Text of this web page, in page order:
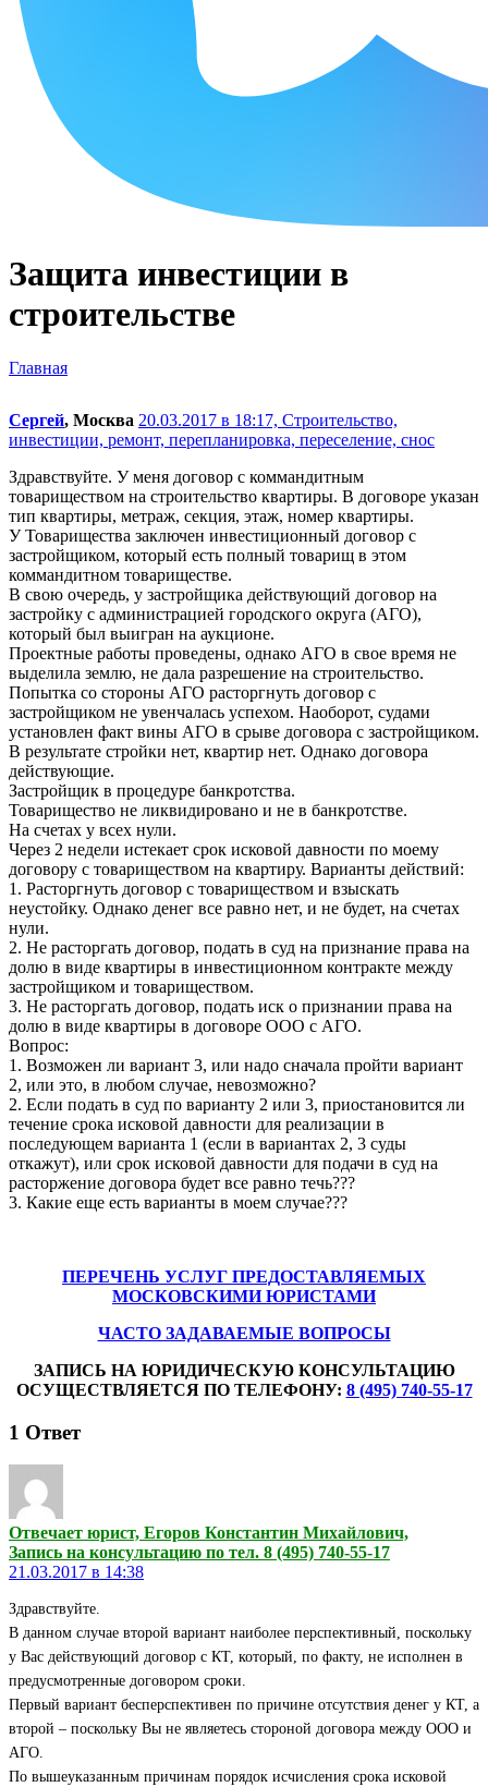
Защита инвестиции в
строительстве
Главная
Сергей, Москва 20.03.2017 в 18:17, Строительство,
инвестиции, ремонт, перепланировка, переселение, снос
Здравствуйте. У меня договор с коммандитным
товариществом на строительство квартиры. В договоре указан
тип квартиры, метраж, секция, этаж, номер квартиры.
У Товарищества заключен инвестиционный договор с
застройщиком, который есть полный товарищ в этом
коммандитном товариществе.
В свою очередь, у застройщика действующий договор на
застройку с администрацией городского округа (АГО),
который был выигран на аукционе.
Проектные работы проведены, однако АГО в свое время не
выделила землю, не дала разрешение на строительство.
Попытка со стороны АГО расторгнуть договор с
застройщиком не увенчалась успехом. Наоборот, судами
установлен факт вины АГО в срыве договора с застройщиком.
В результате стройки нет, квартир нет. Однако договора
действующие.
Застройщик в процедуре банкротства.
Товарищество не ликвидировано и не в банкротстве.
На счетах у всех нули.
Через 2 недели истекает срок исковой давности по моему
договору с товариществом на квартиру. Варианты действий:
1. Расторгнуть договор с товариществом и взыскать
неустойку. Однако денег все равно нет, и не будет, на счетах
нули.
2. Не расторгать договор, подать в суд на признание права на
долю в виде квартиры в инвестиционном контракте между
застройщиком и товариществом.
3. Не расторгать договор, подать иск о признании права на
долю в виде квартиры в договоре ООО с АГО.
Вопрос:
1. Возможен ли вариант 3, или надо сначала пройти вариант
2, или это, в любом случае, невозможно?
2. Если подать в суд по варианту 2 или 3, приостановится ли
течение срока исковой давности для реализации в
последующем варианта 1 (если в вариантах 2, 3 суды
откажут), или срок исковой давности для подачи в суд на
расторжение договора будет все равно течь???
3. Какие еще есть варианты в моем случае???
ПЕРЕЧЕНЬ УСЛУГ ПРЕДОСТАВЛЯЕМЫХ
МОСКОВСКИМИ ЮРИСТАМИ
ЧАСТО ЗАДАВАЕМЫЕ ВОПРОСЫ
ЗАПИСЬ НА ЮРИДИЧЕСКУЮ КОНСУЛЬТАЦИЮ
ОСУЩЕСТВЛЯЕТСЯ ПО ТЕЛЕФОНУ: 8 (495) 740-55-17
1 Ответ
Отвечает юрист, Егоров Константин Михайлович,
Запись на консультацию по тел. 8 (495) 740-55-17
21.03.2017 в 14:38
Здравствуйте.
В данном случае второй вариант наиболее перспективный, поскольку
у Вас действующий договор с КТ, который, по факту, не исполнен в
предусмотренные договором сроки.
Первый вариант бесперспективен по причине отсутствия денег у КТ, а
второй – поскольку Вы не являетесь стороной договора между ООО и
АГО.
По вышеуказанным причинам порядок исчисления срока исковой